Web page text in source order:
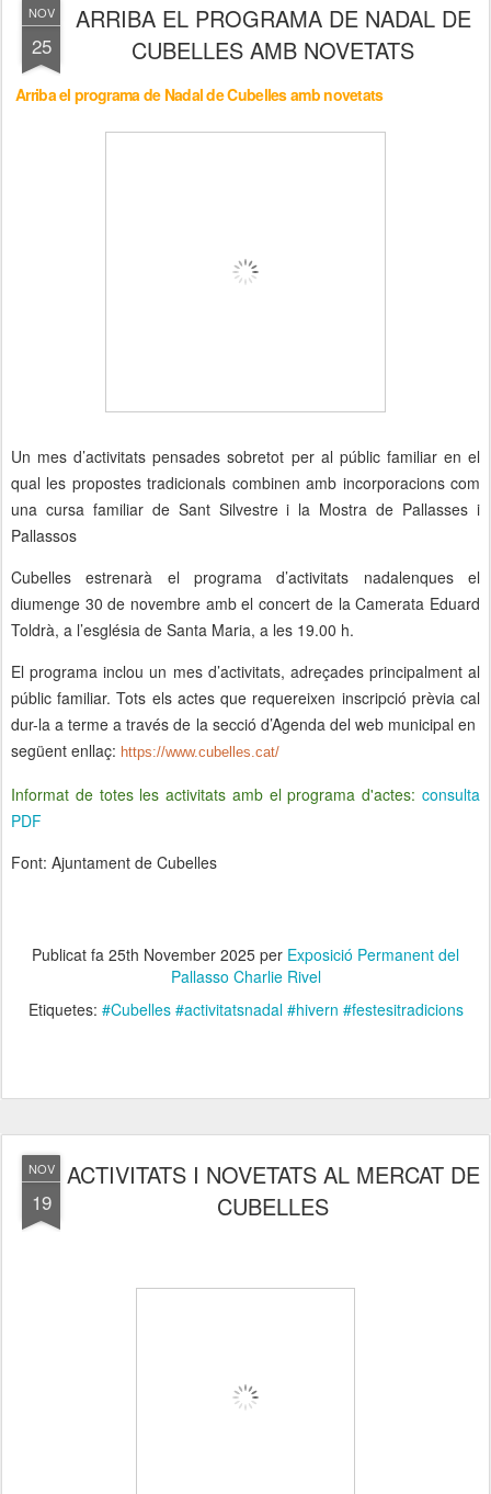
NOV
25
ARRIBA EL PROGRAMA DE NADAL DE
CUBELLES AMB NOVETATS
Arriba el programa de Nadal de Cubelles amb novetats
Un mes d’activitats pensades sobretot per al públic familiar en el
qual les propostes tradicionals combinen amb incorporacions com
una cursa familiar de Sant Silvestre i la Mostra de Pallasses i
Pallassos
Cubelles estrenarà el programa d’activitats nadalenques el
diumenge 30 de novembre amb el concert de la Camerata Eduard
Toldrà, a l’església de Santa Maria, a les 19.00 h.
El programa inclou un mes d’activitats, adreçades principalment al
públic familiar. Tots els actes que requereixen inscripció prèvia cal
dur-la a terme a través de la secció d’Agenda del web municipal en
següent enllaç: https://www.cubelles.cat/
Informat de totes les activitats amb el programa d'actes: consulta
PDF
Font: Ajuntament de Cubelles
Publicat fa 25th November 2025 per Exposició Permanent del
Pallasso Charlie Rivel
Etiquetes: #Cubelles #activitatsnadal #hivern #festesitradicions
NOV
19
ACTIVITATS I NOVETATS AL MERCAT DE
CUBELLES